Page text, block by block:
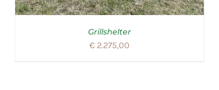
Grillshelter
€ 2.275,00